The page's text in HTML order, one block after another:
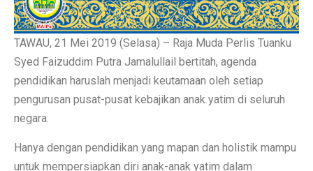
TAWAU, 21 Mei 2019 (Selasa) – Raja Muda Perlis Tuanku
Syed Faizuddim Putra Jamalullail bertitah, agenda
pendidikan haruslah menjadi keutamaan oleh setiap
pengurusan pusat-pusat kebajikan anak yatim di seluruh
negara.
Hanya dengan pendidikan yang mapan dan holistik mampu
untuk mempersiapkan diri anak-anak yatim dalam